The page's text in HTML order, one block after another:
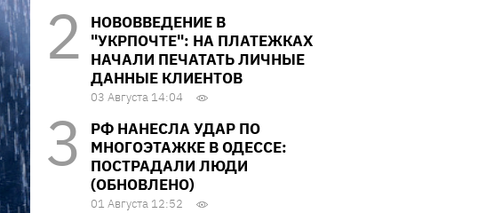
НОВОВВЕДЕНИЕ В
"УКРПОЧТЕ": НА ПЛАТЕЖКАХ
НАЧАЛИ ПЕЧАТАТЬ ЛИЧНЫЕ
ДАННЫЕ КЛИЕНТОВ
03 Августа 14:04
РФ НАНЕСЛА УДАР ПО
МНОГОЭТАЖКЕ В ОДЕССЕ:
ПОСТРАДАЛИ ЛЮДИ
(ОБНОВЛЕНО)
01 Августа 12:52